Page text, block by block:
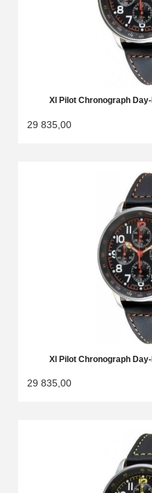
Xl Pilot Chronograph
29 835,00
Xl Pilot Chronograph
29 835,00